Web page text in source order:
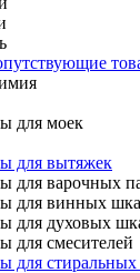
для моек
для вытяжек
для варочных
для винных
для духовых
для смесителей
для